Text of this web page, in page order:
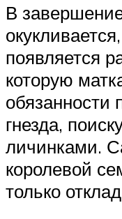
В
появляется
которую
обязанности
гнезда,
личинками.
королевой
только